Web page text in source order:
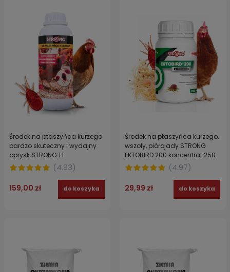
Środek na ptaszyńca kurzego
bardzo skuteczny i wydajny
oprysk STRONG 1 l
(4.93)
159,00 zł do koszyka
Środek na ptaszyńca kurzego,
wszoły, piórojady STRONG
EKTOBIRD 200 koncentrat 250
ml
(4.97)
29,99 zł do koszyka